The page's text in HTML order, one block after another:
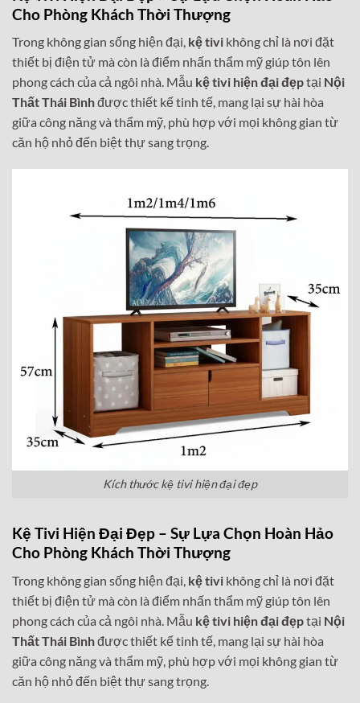
Cho Phòng Khách Thời Thượng
Trong không gian sống hiện đại, kệ tivi không chỉ là nơi đặt
thiết bị điện tử mà còn là điểm nhấn thẩm mỹ giúp tôn lên
phong cách của cả ngôi nhà. Mẫu kệ tivi hiện đại đẹptại Nội
Thất Thái Bìnhđược thiết kế tinh tế, mang lại sự hài hòa
giữa công năng và thẩm mỹ, phù hợp với mọi không gian từ
căn hộ nhỏ đến biệt thự sang trọng.
Kích thước kệ tivi hiện đại đẹp
Kệ Tivi Hiện Đại Đẹp – Sự Lựa Chọn Hoàn Hảo
Cho Phòng Khách Thời Thượng
Trong không gian sống hiện đại, kệ tivi không chỉ là nơi đặt
thiết bị điện tử mà còn là điểm nhấn thẩm mỹ giúp tôn lên
phong cách của cả ngôi nhà. Mẫu kệ tivi hiện đại đẹptại Nội
Thất Thái Bìnhđược thiết kế tinh tế, mang lại sự hài hòa
giữa công năng và thẩm mỹ, phù hợp với mọi không gian từ
căn hộ nhỏ đến biệt thự sang trọng.